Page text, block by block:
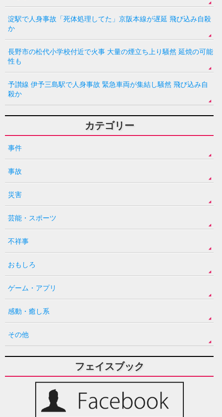
淀駅で人身事故「死体処理してた」京阪本線が遅延 飛び込み自殺
か
長野市の松代小学校付近で火事 大量の煙立ち上り騒然 延焼の可能
性も
予讃線 伊予三島駅で人身事故 緊急車両が集結し騒然 飛び込み自
殺か
カテゴリー
事件
事故
災害
芸能・スポーツ
不祥事
おもしろ
ゲーム・アプリ
感動・癒し系
その他
フェイスブック